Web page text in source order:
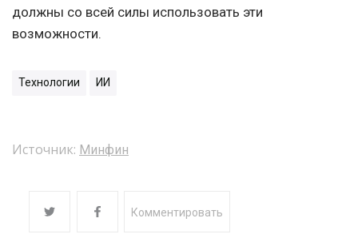
должны со всей силы использовать эти
возможности.
Технологии ИИ
Источник: Минфин
Комментировать